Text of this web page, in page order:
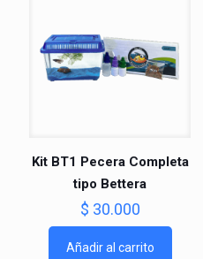
Kit BT1 Pecera Completa
tipo Bettera
$ 30.000
Añadir al carrito